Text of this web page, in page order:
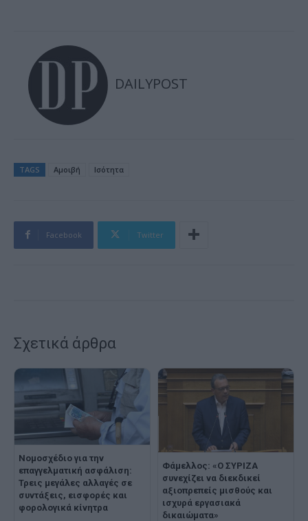
DAILYPOST
TAGS Αμοιβή Ισότητα
Facebook Twitter
Σχετικά άρθρα
Νομοσχέδιο για την
επαγγελματική ασφάλιση:
Τρεις μεγάλες αλλαγές σε
συντάξεις, εισφορές και
φορολογικά κίνητρα
Φάμελλος: «Ο ΣΥΡΙΖΑ
συνεχίζει να διεκδικεί
αξιοπρεπείς μισθούς και
ισχυρά εργασιακά
δικαιώματα»